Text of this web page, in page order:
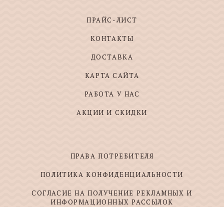
ПРАЙС-ЛИСТ
КОНТАКТЫ
ДОСТАВКА
КАРТА САЙТА
РАБОТА У НАС
АКЦИИ И СКИДКИ
ПРАВА ПОТРЕБИТЕЛЯ
ПОЛИТИКА КОНФИДЕНЦИАЛЬНОСТИ
СОГЛАСИЕ НА ПОЛУЧЕНИЕ РЕКЛАМНЫХ И
ИНФОРМАЦИОННЫХ РАССЫЛОК